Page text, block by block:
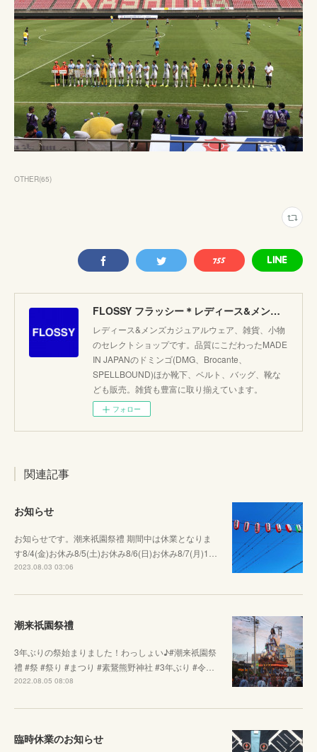
OTHER(65)
FLOSSY フラッシー＊レディース&メンズカジュアルのセレクトショップ。JAPANブランド他こだわりのアイテムがたくさん！
レディース&メンズカジュアルウェア、雑貨、小物
のセレクトショップです。品質にこだわったMADE
IN JAPANのドミンゴ(DMG、Brocante、
SPELLBOUND)ほか靴下、ベルト、バッグ、靴な
ども販売。雑貨も豊富に取り揃えています。
フォロー
関連記事
お知らせ
お知らせです。潮来祇園祭禮 期間中は休業となりま
す8/4(金)お休み8/5(土)お休み8/6(日)お休み8/7(月)1…
2023.08.03 03:06
潮来祇園祭禮
3年ぶりの祭始まりました！わっしょい♪#潮来祇園祭
禮 #祭 #祭り #まつり #素鵞熊野神社 #3年ぶり #令…
2022.08.05 08:08
臨時休業のお知らせ